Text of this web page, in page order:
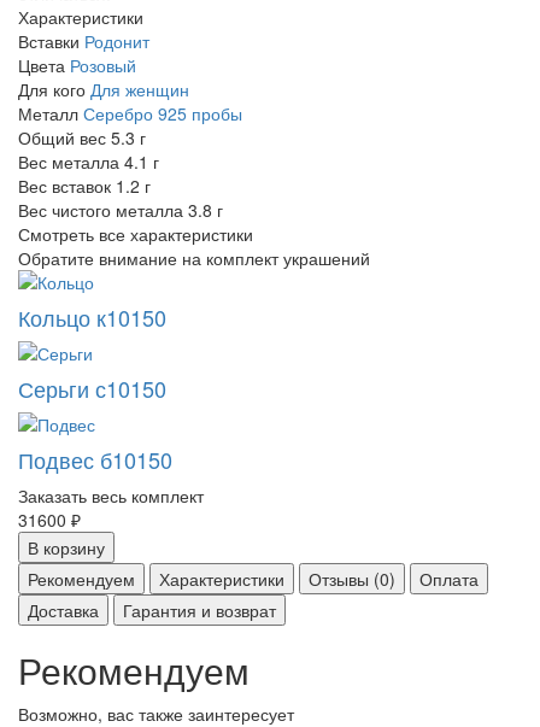
Характеристики
Вставки Родонит
Цвета Розовый
Для кого Для женщин
Металл Серебро 925 пробы
Общий вес 5.3 г
Вес металла 4.1 г
Вес вставок 1.2 г
Вес чистого металла 3.8 г
Смотреть все характеристики
Обратите внимание на комплект украшений
Кольцо к10150
Серьги с10150
Подвес б10150
Заказать весь комплект
31600 ₽
В корзину
Рекомендуем
Характеристики Отзывы (0)
Оплата
Доставка
Гарантия и возврат
Рекомендуем
Возможно, вас также заинтересует